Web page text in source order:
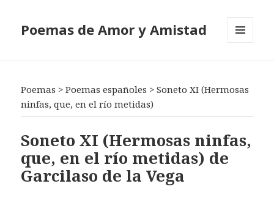
Poemas de Amor y Amistad
Poemas >Poemas españoles >Soneto XI (Hermosas
ninfas, que, en el río metidas)
Soneto XI (Hermosas ninfas,
que, en el río metidas) de
Garcilaso de la Vega